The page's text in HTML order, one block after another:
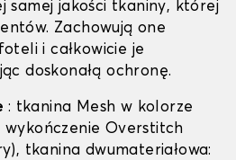
samej jakości tkaniny, której
Zachowują one
i całkowicie je
doskonałą ochronę.
: tkanina Mesh w kolorze
Overstitch
tkanina dwumateriałowa: